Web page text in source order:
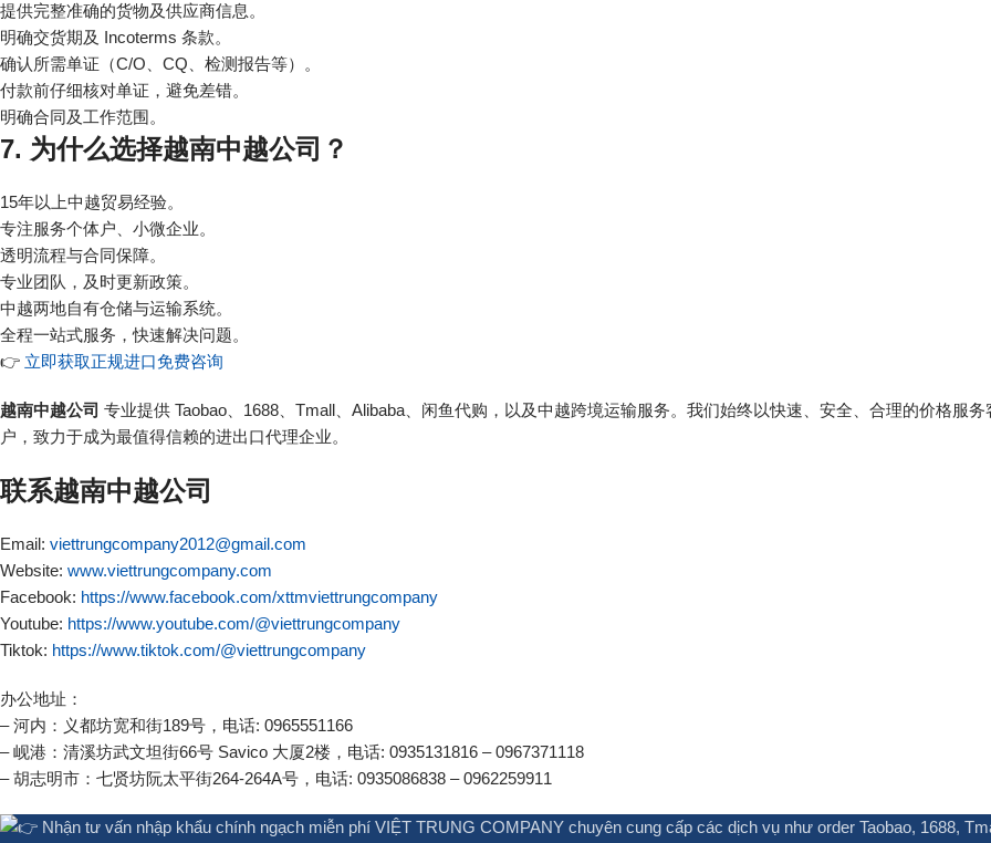
提供完整准确的货物及供应商信息。
明确交货期及 Incoterms 条款。
确认所需单证（C/O、CQ、检测报告等）。
付款前仔细核对单证，避免差错。
明确合同及工作范围。
7. 为什么选择越南中越公司？
15年以上中越贸易经验。
专注服务个体户、小微企业。
透明流程与合同保障。
专业团队，及时更新政策。
中越两地自有仓储与运输系统。
全程一站式服务，快速解决问题。
👉 立即获取正规进口免费咨询
越南中越公司 专业提供 Taobao、1688、Tmall、Alibaba、闲鱼代购，以及中越跨境运输服务。我们始终以快速、安全、合理的价格服务
户，致力于成为最值得信赖的进出口代理企业。
联系越南中越公司
Email: viettrungcompany2012@gmail.com
Website: www.viettrungcompany.com
Facebook: https://www.facebook.com/xttmviettrungcompany
Youtube: https://www.youtube.com/@viettrungcompany
Tiktok: https://www.tiktok.com/@viettrungcompany
办公地址：
– 河内：义都坊宽和街189号，电话: 0965551166
– 岘港：清溪坊武文坦街66号 Savico 大厦2楼，电话: 0935131816 – 0967371118
– 胡志明市：七贤坊阮太平街264-264A号，电话: 0935086838 – 0962259911